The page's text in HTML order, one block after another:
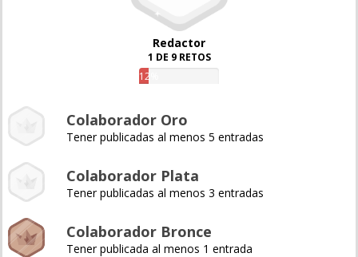
Redactor
1 DE 9 RETOS
12%
Colaborador Oro
Tener publicadas al menos 5 entradas
Colaborador Plata
Tener publicadas al menos 3 entradas
Colaborador Bronce
Tener publicada al menos 1 entrada